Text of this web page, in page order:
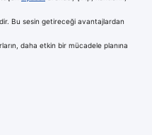
Bu sesin getireceği avantajlardan
daha etkin bir mücadele planına